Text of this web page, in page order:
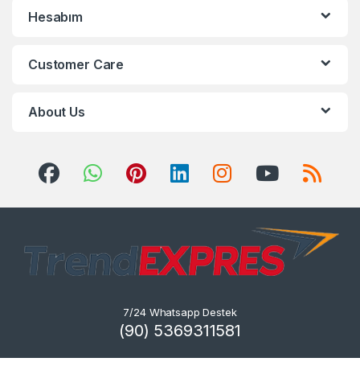
Hesabım
Customer Care
About Us
7/24 Whatsapp Destek
(90) 5369311581